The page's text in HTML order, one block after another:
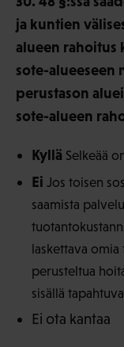
ja kuntien
alueen rahoitus
sote-alueeseen
perustason
sote-alueen
Kyllä Selkeää
Ei Jos toisen
saamista
laskettava
perusteltua
sisällä
Ei ota kantaa